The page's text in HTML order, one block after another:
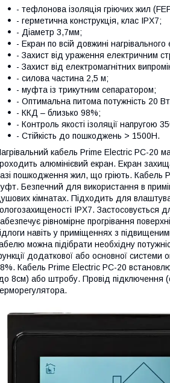
- тефлонова ізоляція гріючих жил
- герметична конструкція, клас IPX7;
- Діаметр 3,7мм;
- Екран по всій довжині
- Захист від ураження електричним
- Захист від електромагнітних
- силова частина 2,5 м;
- муфта із трикутним сепаратором;
- Оптимальна питома потужність 20
- ККД – близько 98%;
- Контроль якості ізоляції напругою
- Стійкість до пошкоджень > 1500H.
кабель Prime Electric PC-20
алюмінієвий екран. Екран
пошкодження жил, що гріють. Кабель
Безпечний для використання в
кімнатах. Підходить для
IPX7. Застосовується
рівномірне прогрівання
навіть у приміщеннях з
можна підібрати необхідну
додаткової або основної системи
Кабель Prime Electric PC-20
8см) або штробу. Провід підключення